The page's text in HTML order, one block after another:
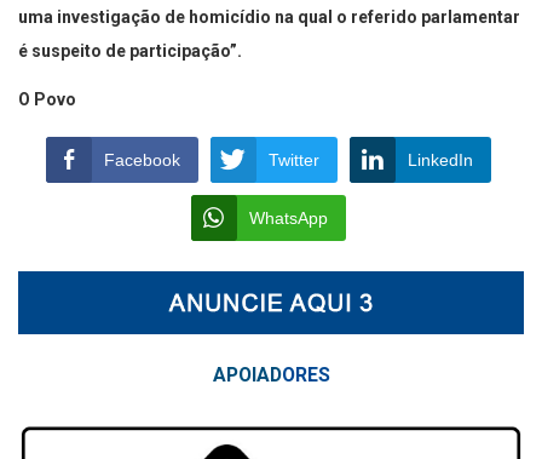
uma investigação de homicídio na qual o referido parlamentar
é suspeito de participação”.
O Povo
Facebook Twitter LinkedIn
WhatsApp
APOIADORES